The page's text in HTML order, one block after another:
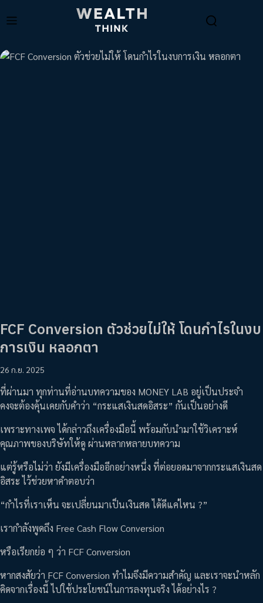
FCF Conversion ตัวช่วยไม่ให้ โดนกำไรในงบ
การเงิน หลอกตา
26 ก.ย. 2025
ที่ผ่านมา ทุกท่านที่อ่านบทความของ MONEY LAB อยู่เป็นประจำ
คงจะต้องคุ้นเคยกับคำว่า “กระแสเงินสดอิสระ” กันเป็นอย่างดี
เพราะทางเพจ ได้กล่าวถึงเครื่องมือนี้ พร้อมกับนำมาใช้วิเคราะห์
คุณภาพของบริษัทให้ดู ผ่านหลากหลายบทความ
แต่รู้หรือไม่ว่า ยังมีเครื่องมืออีกอย่างหนึ่ง ที่ต่อยอดมาจากกระแสเงินสด
อิสระ ไว้ช่วยหาคำตอบว่า
“กำไรที่เราเห็น จะเปลี่ยนมาเป็นเงินสด ได้ดีแค่ไหน ?”
เรากำลังพูดถึง Free Cash Flow Conversion
หรือเรียกย่อ ๆ ว่า FCF Conversion
หากสงสัยว่า FCF Conversion ทำไมจึงมีความสำคัญ และเราจะนำหลัก
คิดจากเรื่องนี้ ไปใช้ประโยชน์ในการลงทุนจริง ได้อย่างไร ?